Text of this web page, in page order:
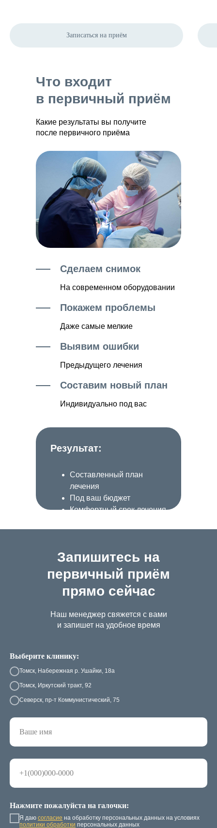
Записаться на приём
Что входит
в первичный приём
Какие результаты вы получите
после первичного приёма
Сделаем снимок
На современном оборудовании
Покажем проблемы
Даже самые мелкие
Выявим ошибки
Предыдущего лечения
Составим новый план
Индивидуально под вас
Результат:
Составленный план
лечения
Под ваш бюджет
Комфортный срок лечения
Запишитесь на
первичный приём
прямо сейчас
Наш менеджер свяжется с вами
и запишет на удобное время
Выберите клинику:
Томск, Набережная р. Ушайки, 18а
Томск, Иркутский тракт, 92
Северск, пр-т Коммунистический, 75
Нажмите пожалуйста на галочки:
Я даю согласие на обработку персональных данных на условиях
политики обработки персональных данных